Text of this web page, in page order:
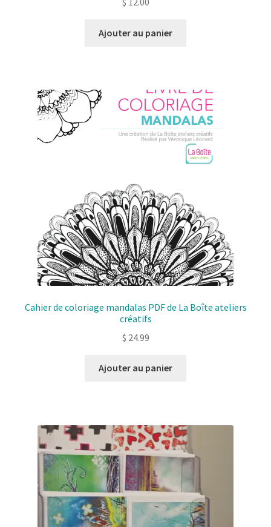
Ajouter au panier
Cahier de coloriage mandalas PDF de La Boîte ateliers
créatifs
$ 24.99
Ajouter au panier